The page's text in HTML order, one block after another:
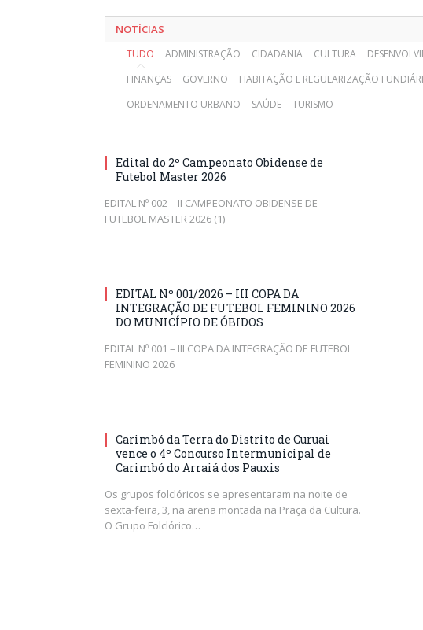
NOTÍCIAS
TUDO ADMINISTRAÇÃO CIDADANIA CULTURA
FINANÇAS
GOVERNO HABITAÇÃO E REGULARIZAÇÃO
ORDENAMENTO URBANO
SAÚDE TURISMO
Edital do 2º Campeonato Obidense de
Futebol Master 2026
EDITAL Nº 002 – II CAMPEONATO OBIDENSE DE
FUTEBOL MASTER 2026 (1)
EDITAL Nº 001/2026 – III COPA DA
INTEGRAÇÃO DE FUTEBOL FEMININO 2026
DO MUNICÍPIO DE ÓBIDOS
EDITAL Nº 001 – III COPA DA INTEGRAÇÃO DE FUTEBOL
FEMININO 2026
Carimbó da Terra do Distrito de Curuai
vence o 4º Concurso Intermunicipal de
Carimbó do Arraiá dos Pauxis
Os grupos folclóricos se apresentaram na noite de
sexta-feira, 3, na arena montada na Praça da Cultura.
O Grupo Folclórico…